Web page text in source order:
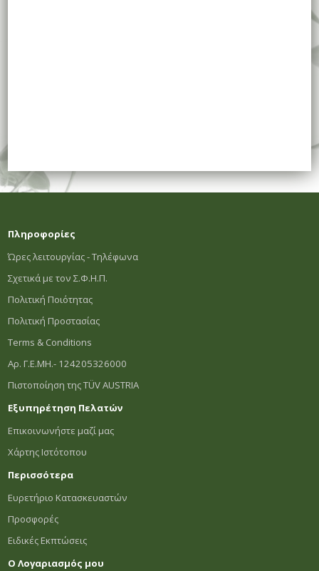
Πληροφορίες
Ώρες λειτουργίας - Τηλέφωνα
Σχετικά με τον Σ.Φ.Η.Π.
Πολιτική Ποιότητας
Πολιτική Προστασίας
Terms & Conditions
Αρ. Γ.Ε.ΜΗ.- 124205326000
Πιστοποίηση της TÜV AUSTRIA
Εξυπηρέτηση Πελατών
Επικοινωνήστε μαζί μας
Χάρτης Ιστότοπου
Περισσότερα
Ευρετήριο Κατασκευαστών
Προσφορές
Ειδικές Εκπτώσεις
Ο Λογαριασμός μου